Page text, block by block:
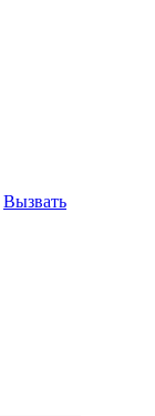
Вызвать